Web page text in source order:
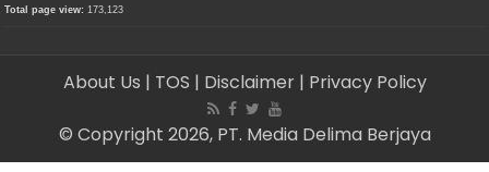
Total page view:173,123
About Us | TOS | Disclaimer | Privacy Policy
© Copyright 2026, PT. Media Delima Berjaya